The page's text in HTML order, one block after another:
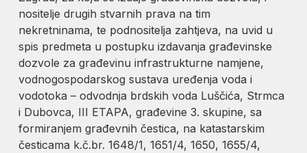
nositelje drugih stvarnih prava na tim
nekretninama, te podnositelja zahtjeva, na uvid u
spis predmeta u postupku izdavanja građevinske
dozvole za građevinu infrastrukturne namjene,
vodnogospodarskog sustava uređenja voda i
vodotoka – odvodnja brdskih voda Luščića, Strmca
i Dubovca, III ETAPA, građevine 3. skupine, sa
formiranjem građevnih čestica, na katastarskim
česticama k.č.br. 1648/1, 1651/4, 1650, 1655/4,